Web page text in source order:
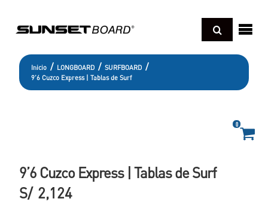
Regresar
SCHOOL BOARD
o Sledsy cuidados
Inicio / LONGBOARD / SURFBOARD /
9’6 Cuzco Express | Tablas de Surf
9’6 Cuzco Express | Tablas de Surf
S/ 2,124
0